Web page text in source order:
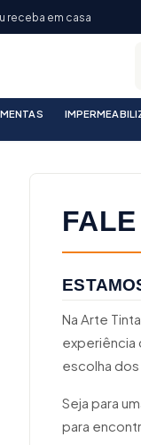
receba em casa
Na Arte
experiência
escolha
Seja para
para